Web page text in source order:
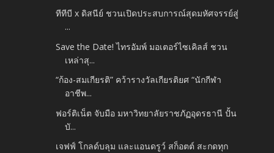
ทีทีบี x ดิสนีย์ ชวนเปิดประสบการณ์สุดมหัศจรรย์สู่
...
Save the Date! ไทรอัมพ์ มอเตอร์ไซเคิลส์ ชวน
เหล่าสุ...
“ก้อง-สมเกียรติ” คว้ารางวัลเกียรติยศ “นักกีฬา
อาชีพ...
ฟอร์ติเน็ต จับมือ มหาวิทยาลัยราชภัฏอุดรธานี ปั้น
บั...
เจฟฟ์ โกลด์บลุม และแอนดรูว์ สก็อตต์ สะกดทุก